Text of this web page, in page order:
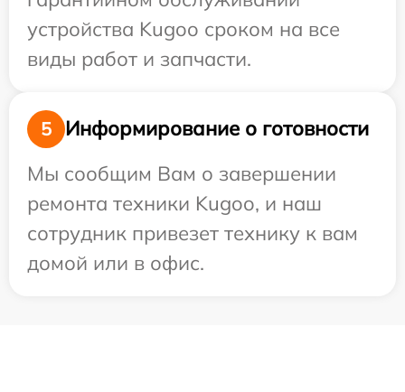
устройства Kugoo сроком на все
виды работ и запчасти.
5
Информирование о готовности
Мы сообщим Вам о завершении
ремонта техники Kugoo, и наш
сотрудник привезет технику к вам
домой или в офис.